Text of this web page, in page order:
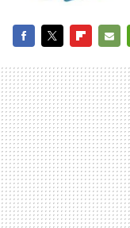
MAIL